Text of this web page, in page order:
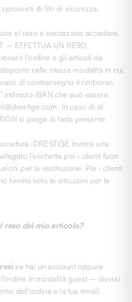
di filo di sicurezza,
al reso è necessario accedere
– EFFETTUA UN RESO,
l’ordine e gli articoli da
nelle stesse modalità in cui
di contrassegno il rimborso
indirizzo IBAN che può essere
In caso di di
si prega di farlo presente
DRESTIGE invierà una
l’etichetta per i clienti fuori
per la restituzione. Per i clienti
fornite solo le istruzioni per la
reso del mio articolo?
se hai un account oppure
in modalità guest – dovrai
dell'ordine e la tua email.